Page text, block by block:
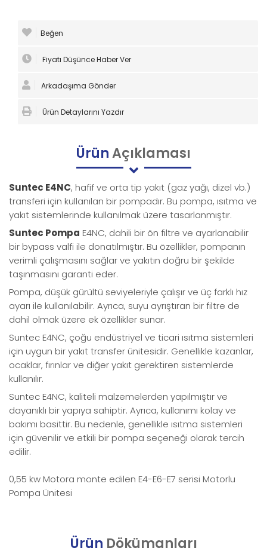
Beğen
Fiyatı Düşünce Haber Ver
Arkadaşıma Gönder
Ürün Detaylarını Yazdır
ÜrünAçıklaması
Suntec E4NC, hafif ve orta tip yakıt (gaz yağı, dizel vb.)
transferi için kullanılan bir pompadır. Bu pompa, ısıtma ve
yakıt sistemlerinde kullanılmak üzere tasarlanmıştır.
Suntec Pompa E4NC, dahili bir ön filtre ve ayarlanabilir
bir bypass valfi ile donatılmıştır. Bu özellikler, pompanın
verimli çalışmasını sağlar ve yakıtın doğru bir şekilde
taşınmasını garanti eder.
Pompa, düşük gürültü seviyeleriyle çalışır ve üç farklı hız
ayarı ile kullanılabilir. Ayrıca, suyu ayrıştıran bir filtre de
dahil olmak üzere ek özellikler sunar.
Suntec E4NC, çoğu endüstriyel ve ticari ısıtma sistemleri
için uygun bir yakıt transfer ünitesidir. Genellikle kazanlar,
ocaklar, fırınlar ve diğer yakıt gerektiren sistemlerde
kullanılır.
Suntec E4NC, kaliteli malzemelerden yapılmıştır ve
dayanıklı bir yapıya sahiptir. Ayrıca, kullanımı kolay ve
bakımı basittir. Bu nedenle, genellikle ısıtma sistemleri
için güvenilir ve etkili bir pompa seçeneği olarak tercih
edilir.
0,55 kw Motora monte edilen E4-E6-E7 serisi Motorlu
Pompa Ünitesi
Ürün Dökümanları